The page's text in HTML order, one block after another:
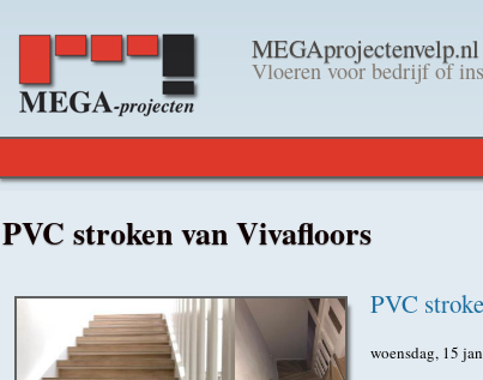
MEGAprojectenvelp.nl
Vloeren voor bedrijf of
PVC stroken van Vivafloors
PVC
woensdag, 15